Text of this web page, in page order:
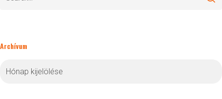
Archívum